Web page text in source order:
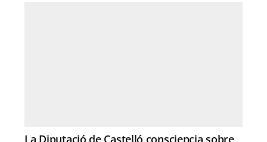
La Diputació de Castelló consciencia sobre